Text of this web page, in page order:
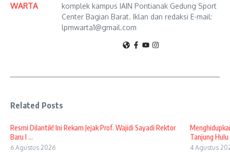
WARTA
komplek kampus IAIN Pontianak Gedung Sport
Center Bagian Barat. Iklan dan redaksi E-mail:
lpmwarta1@gmail.com
Related Posts
Resmi Dilantik! Ini Rekam Jejak Prof. Wajidi Sayadi Rektor
Baru I ...
6 Agustus 2026
Tanjung Hulu
4 Agustus